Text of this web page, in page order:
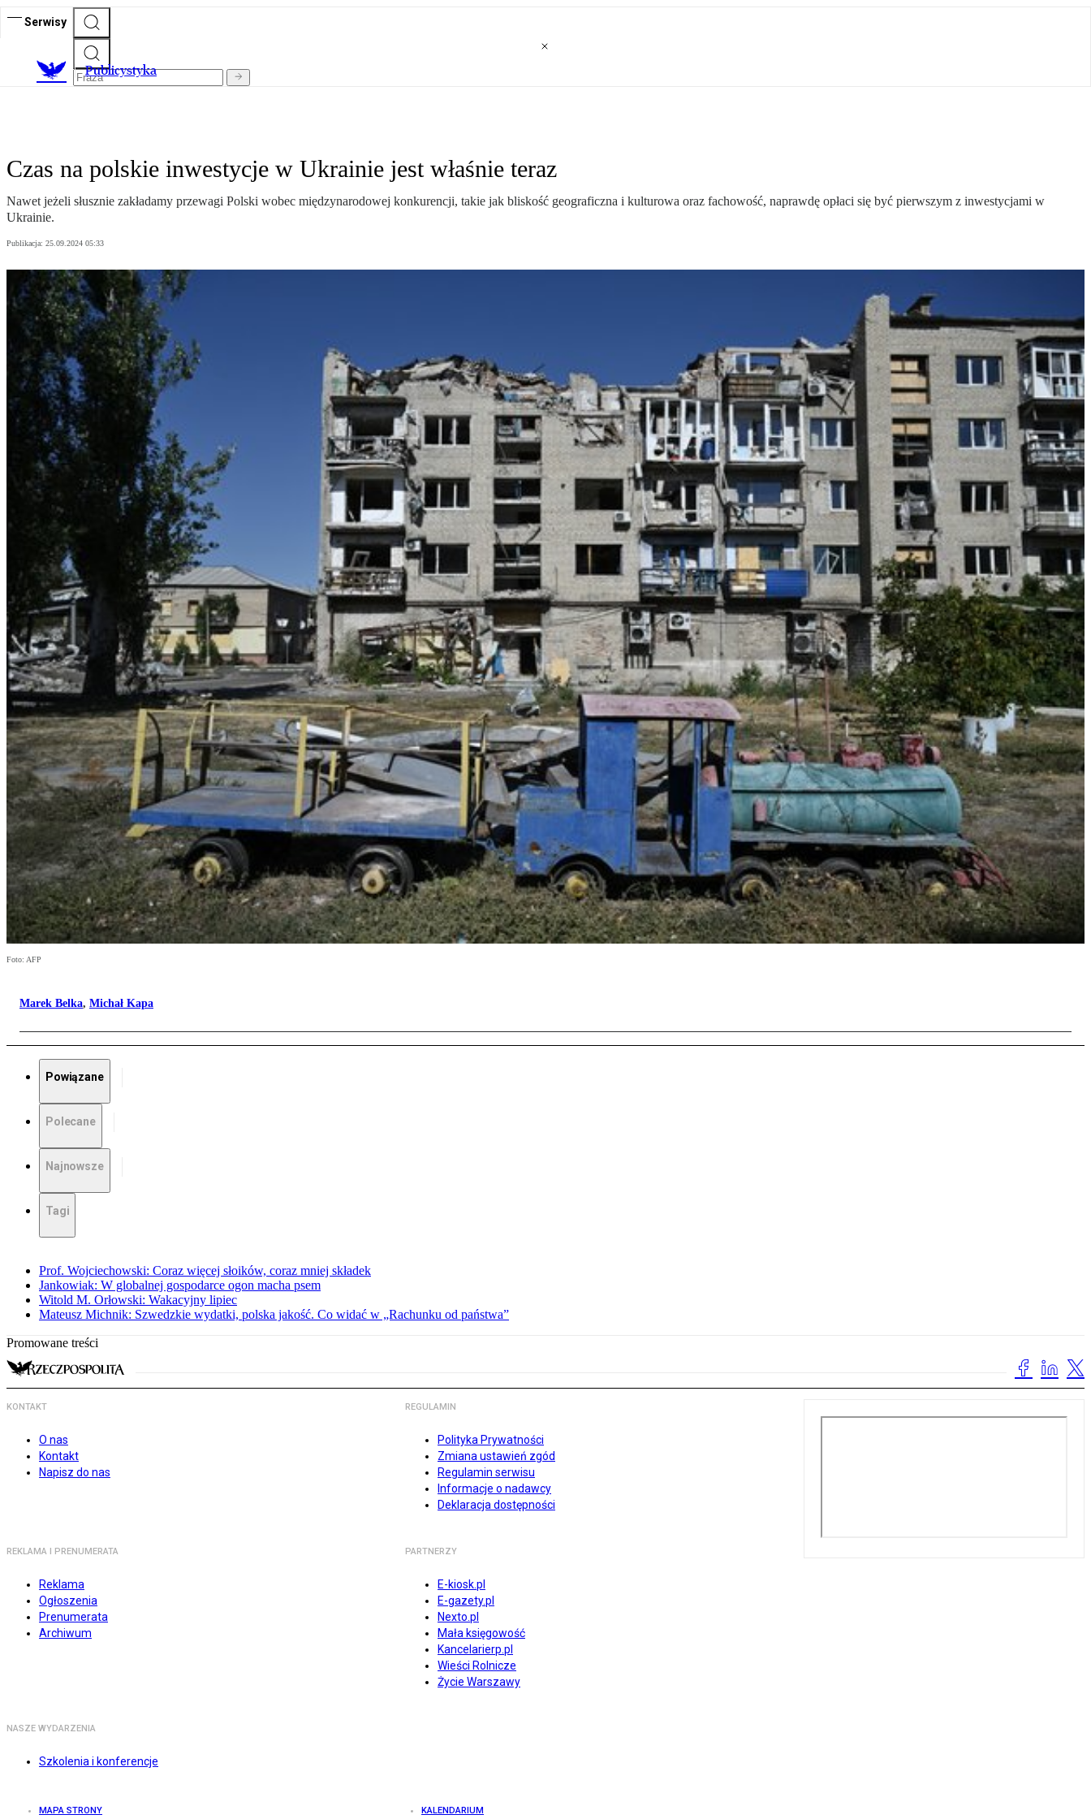
Serwisy
Publicystyka
Czas na polskie inwestycje w Ukrainie jest właśnie teraz
Nawet jeżeli słusznie zakładamy przewagi Polski wobec międzynarodowej konkurencji, takie jak bliskość geograficzna i kulturowa oraz fachowość, naprawdę opłaci się być pierwszym z inwestycjami w
Ukrainie.
Publikacja: 25.09.2024 05:33
Foto: AFP
Marek Belka, Michał Kapa
Powiązane
Polecane
Najnowsze
Tagi
Prof. Wojciechowski: Coraz więcej słoików, coraz mniej składek
Jankowiak: W globalnej gospodarce ogon macha psem
Witold M. Orłowski: Wakacyjny lipiec
Mateusz Michnik: Szwedzkie wydatki, polska jakość. Co widać w „Rachunku od państwa”
Promowane treści
KONTAKT
O nas
Kontakt
Napisz do nas
REGULAMIN
Polityka Prywatności
Zmiana ustawień zgód
Regulamin serwisu
Informacje o nadawcy
Deklaracja dostępności
REKLAMA I PRENUMERATA
Reklama
Ogłoszenia
Prenumerata
Archiwum
PARTNERZY
E-kiosk.pl
E-gazety.pl
Nexto.pl
Mała księgowość
Kancelarierp.pl
Wieści Rolnicze
Życie Warszawy
NASZE WYDARZENIA
Szkolenia i konferencje
MAPA STRONY KALENDARIUM